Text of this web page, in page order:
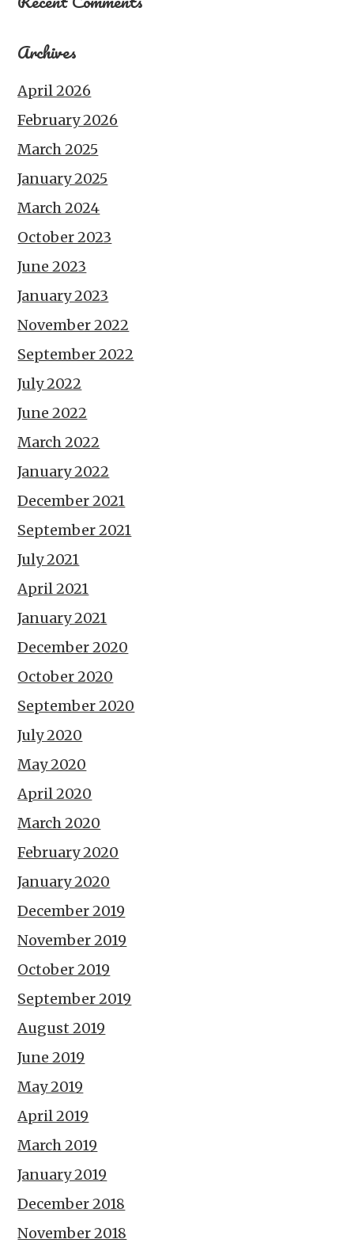
Archives
April 2026
February 2026
March 2025
January 2025
March 2024
October 2023
June 2023
January 2023
November 2022
September 2022
July 2022
June 2022
March 2022
January 2022
December 2021
September 2021
July 2021
April 2021
January 2021
December 2020
October 2020
September 2020
July 2020
May 2020
April 2020
March 2020
February 2020
January 2020
December 2019
November 2019
October 2019
September 2019
August 2019
June 2019
May 2019
April 2019
March 2019
January 2019
December 2018
November 2018